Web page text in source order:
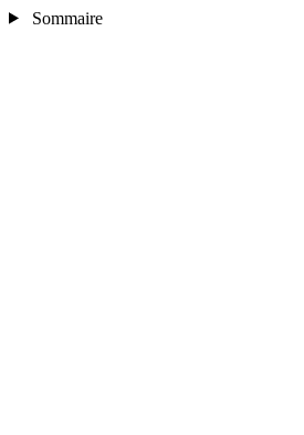
Sommaire